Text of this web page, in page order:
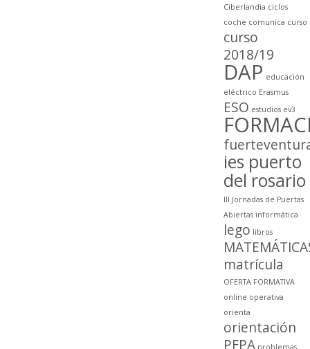
Ciberlandia ciclos
coche comunica curso
curso
2018/19
DAP educación
eléctrico Erasmus
ESO estudios ev3
ies puerto
del rosario
III Jornadas de Puertas
Abiertas informática
lego libros
matrícula
OFERTA FORMATIVA
online operativa
orienta
orientación
PFPA